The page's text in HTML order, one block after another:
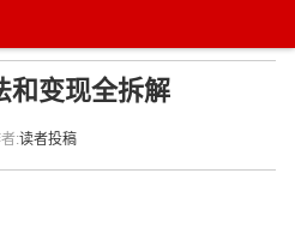
和变现全拆解
者:读者投稿